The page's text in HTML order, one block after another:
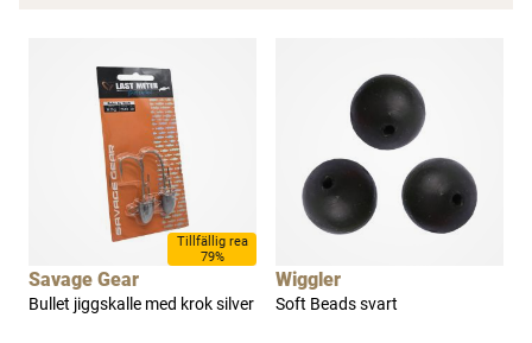
Tillfällig rea
79%
Savage Gear
Bullet jiggskalle med krok silver
Wiggler
Soft Beads svart